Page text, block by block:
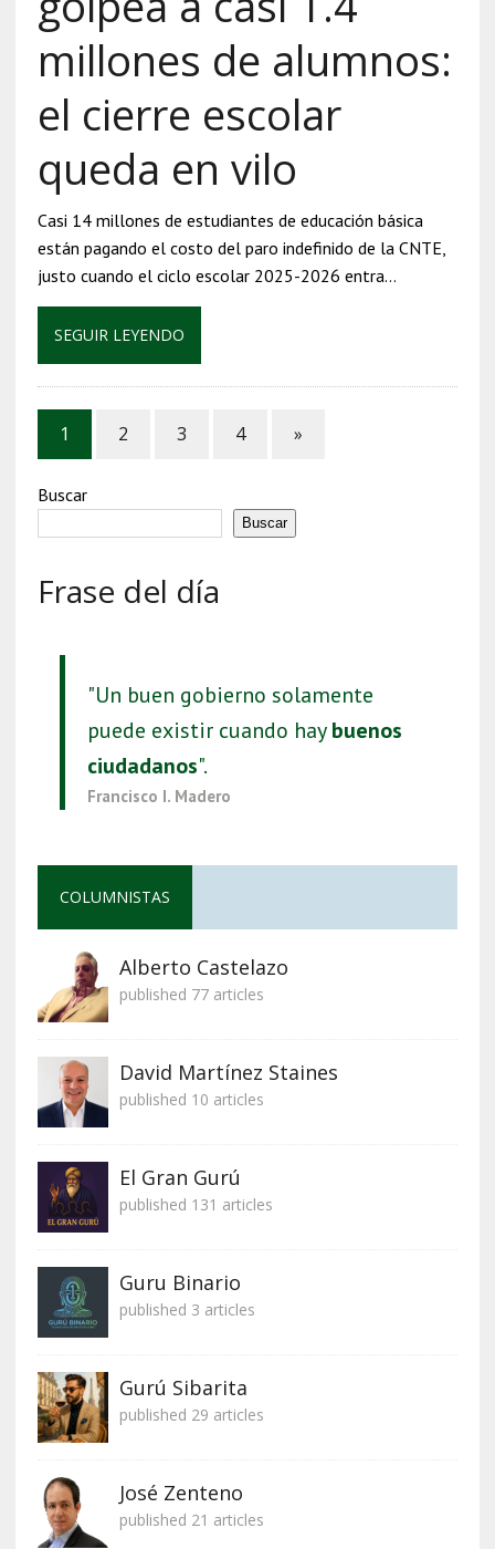
millones de alumnos:
el cierre escolar
queda en vilo
Casi 14 millones de estudiantes de educación básica
están pagando el costo del paro indefinido de la CNTE,
justo cuando el ciclo escolar 2025-2026 entra…
SEGUIR LEYENDO
1 2 3 4 »
Buscar
Buscar
Frase del día
"Un buen gobierno solamente
puede existir cuando haybuenos
ciudadanos".
Francisco I. Madero
COLUMNISTAS
Alberto Castelazo
published 77 articles
David Martínez Staines
published 10 articles
El Gran Gurú
published 131 articles
Guru Binario
published 3 articles
Gurú Sibarita
published 29 articles
José Zenteno
published 21 articles